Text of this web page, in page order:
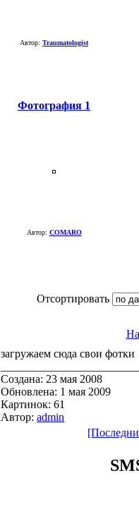
Автор: Traumatologist
Фотография 1
Автор: COMARO
Отсортировать
загружаем сюда свои фотки
Создана: 23 мая 2008
Обновлена: 1 мая 2009
Картинок: 61
Автор: admin